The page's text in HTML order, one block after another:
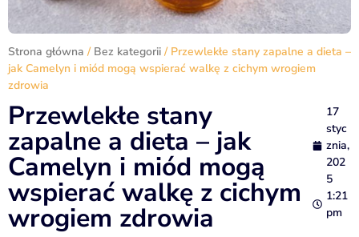
Strona główna / Bez kategorii / Przewlekłe stany zapalne a dieta –
jak Camelyn i miód mogą wspierać walkę z cichym wrogiem
zdrowia
Przewlekłe stany
zapalne a dieta – jak
Camelyn i miód mogą
wspierać walkę z cichym
wrogiem zdrowia
17
styc
znia,
202
5
1:21
pm